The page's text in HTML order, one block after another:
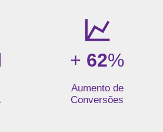
+ 62%
Aumento de
Conversões